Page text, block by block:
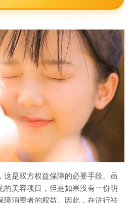
这是双方权益保障的必要手段。虽
的美容项目，但是如果没有一份明
障消费者的权益。因此，在进行祛